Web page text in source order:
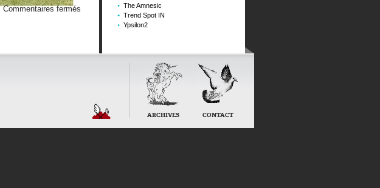
Commentaires fermés
haltérophile
The Amnesic
Trend Spot IN
Ypsilon2
ARCHIVES CONTACT